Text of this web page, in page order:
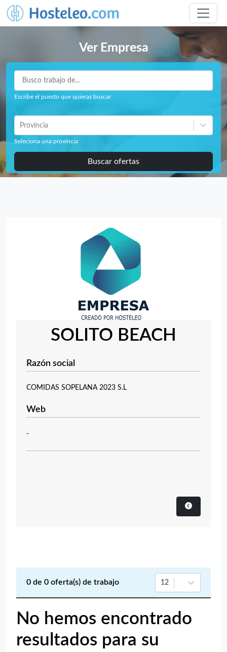
Ver Empresa
Escribe el puesto que quieras buscar
Provincia
Seleciona una provincia
Buscar ofertas
SOLITO BEACH
Razón social
COMIDAS SOPELANA 2023 S.L
Web
-
0 de 0 oferta(s) de trabajo 12
No hemos encontrado
resultados para su